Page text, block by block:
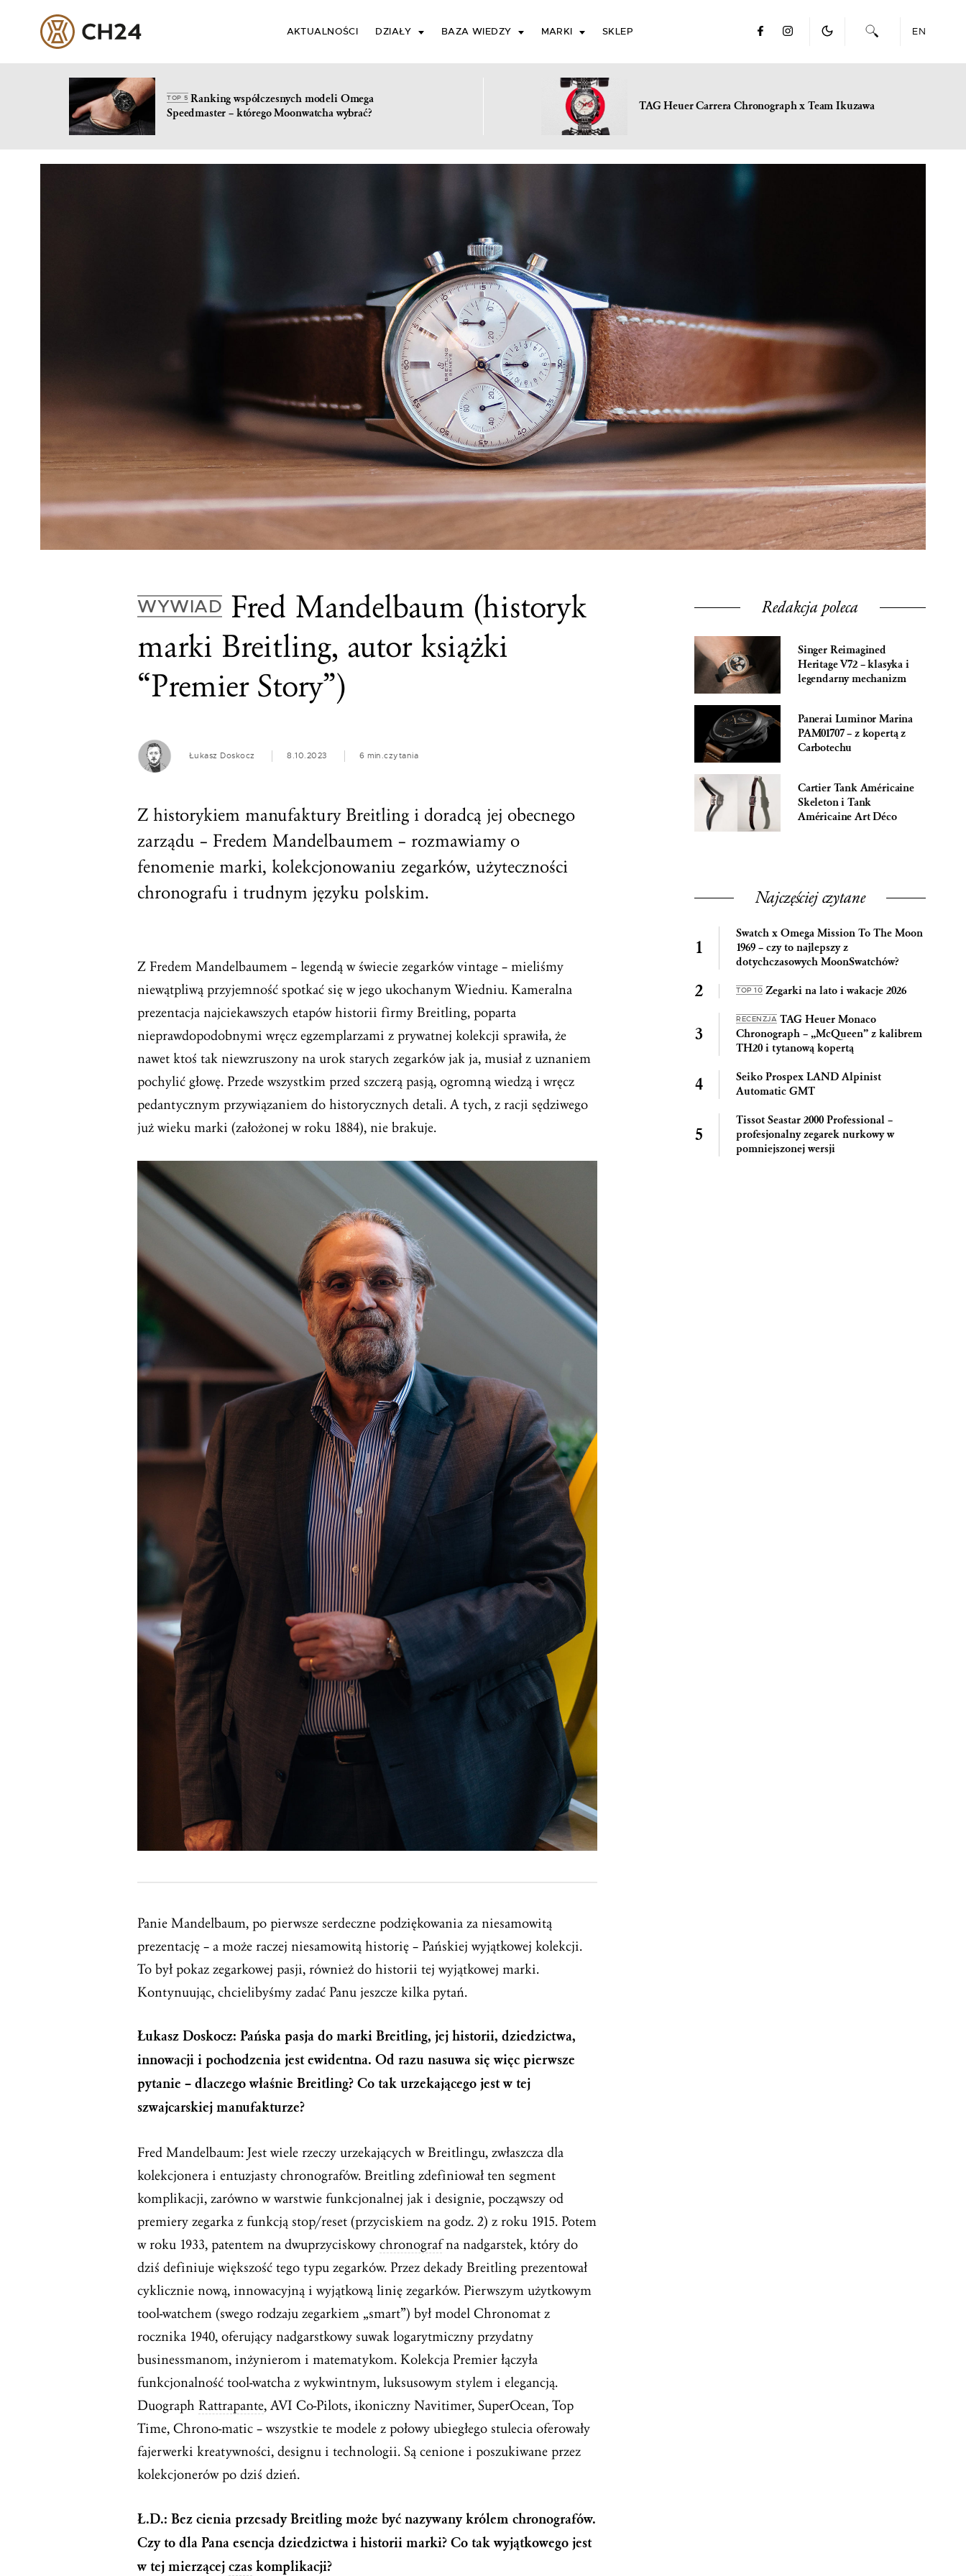
AKTUALNOŚCI DZIAŁY BAZA WIEDZY MARKI SKLEP EN
TOP 5Ranking współczesnych modeli Omega
Speedmaster – którego Moonwatcha wybrać?
TAG Heuer Carrera Chronograph x Team Ikuzawa
WYWIAD Fred Mandelbaum (historyk
marki Breitling, autor książki
“Premier Story”)
Łukasz Doskocz 8.10.2023 6 min.czytania
Z historykiem manufaktury Breitling i doradcą jej obecnego
zarządu – Fredem Mandelbaumem – rozmawiamy o
fenomenie marki, kolekcjonowaniu zegarków, użyteczności
chronografu i trudnym języku polskim.
Z Fredem Mandelbaumem – legendą w świecie zegarków vintage – mieliśmy
niewątpliwą przyjemność spotkać się w jego ukochanym Wiedniu. Kameralna
prezentacja najciekawszych etapów historii firmy Breitling, poparta
nieprawdopodobnymi wręcz egzemplarzami z prywatnej kolekcji sprawiła, że
nawet ktoś tak niewzruszony na urok starych zegarków jak ja, musiał z uznaniem
pochylić głowę. Przede wszystkim przed szczerą pasją, ogromną wiedzą i wręcz
pedantycznym przywiązaniem do historycznych detali. A tych, z racji sędziwego
już wieku marki (założonej w roku 1884), nie brakuje.
Panie Mandelbaum, po pierwsze serdeczne podziękowania za niesamowitą
prezentację – a może raczej niesamowitą historię – Pańskiej wyjątkowej kolekcji.
To był pokaz zegarkowej pasji, również do historii tej wyjątkowej marki.
Kontynuując, chcielibyśmy zadać Panu jeszcze kilka pytań.
Łukasz Doskocz: Pańska pasja do marki Breitling, jej historii, dziedzictwa,
innowacji i pochodzenia jest ewidentna. Od razu nasuwa się więc pierwsze
pytanie – dlaczego właśnie Breitling? Co tak urzekającego jest w tej
szwajcarskiej manufakturze?
Fred Mandelbaum: Jest wiele rzeczy urzekających w Breitlingu, zwłaszcza dla
kolekcjonera i entuzjasty chronografów. Breitling zdefiniował ten segment
komplikacji, zarówno w warstwie funkcjonalnej jak i designie, począwszy od
premiery zegarka z funkcją stop/reset (przyciskiem na godz. 2) z roku 1915. Potem
w roku 1933, patentem na dwuprzyciskowy chronografna nadgarstek, który do
dziś definiuje większość tego typu zegarków. Przez dekady Breitling prezentował
cyklicznie nową, innowacyjną i wyjątkową linię zegarków. Pierwszym użytkowym
tool-watchem (swego rodzaju zegarkiem „smart”) był model Chronomat z
rocznika 1940, oferujący nadgarstkowy suwak logarytmiczny przydatny
businessmanom, inżynierom i matematykom. Kolekcja Premier łączyła
funkcjonalność tool-watcha z wykwintnym, luksusowym stylem i elegancją.
Duograph Rattrapante, AVI Co-Pilots, ikoniczny Navitimer, SuperOcean, Top
Time, Chrono-matic – wszystkie te modele z połowy ubiegłego stulecia oferowały
fajerwerki kreatywności, designu i technologii. Są cenione i poszukiwane przez
kolekcjonerów po dziś dzień.
Ł.D.: Bez cienia przesady Breitling może być nazywany królem chronografów.
Czy to dla Pana esencja dziedzictwa i historii marki? Co tak wyjątkowego jest
w tej mierzącej czas komplikacji?
Redakcja poleca
Singer Reimagined
Heritage V72 – klasyka i
legendarny mechanizm
Panerai Luminor Marina
PAM01707 – z kopertą z
Carbotechu
Cartier Tank Américaine
Skeleton i Tank
Américaine Art Déco
Najczęściej czytane
Swatch x Omega Mission To The Moon
1969 – czy to najlepszy z
dotychczasowych MoonSwatchów?
TOP 10 Zegarki na lato i wakacje 2026
RECENZJA TAG Heuer Monaco
Chronograph – „McQueen” z kalibrem
TH20 i tytanową kopertą
Seiko Prospex LAND Alpinist
Automatic GMT
Tissot Seastar 2000 Professional –
profesjonalny zegarek nurkowy w
pomniejszonej wersji